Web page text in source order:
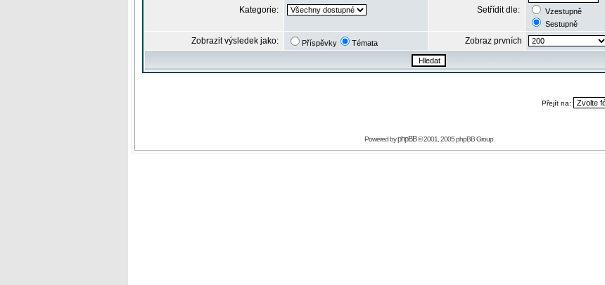
Kategorie: Setřídit dle:
Vzestupně
Sestupně
Zobrazit výsledek jako: Příspěvky Témata Zobraz prvních
Přejít na:
Powered byphpBB© 2001, 2005 phpBB Group